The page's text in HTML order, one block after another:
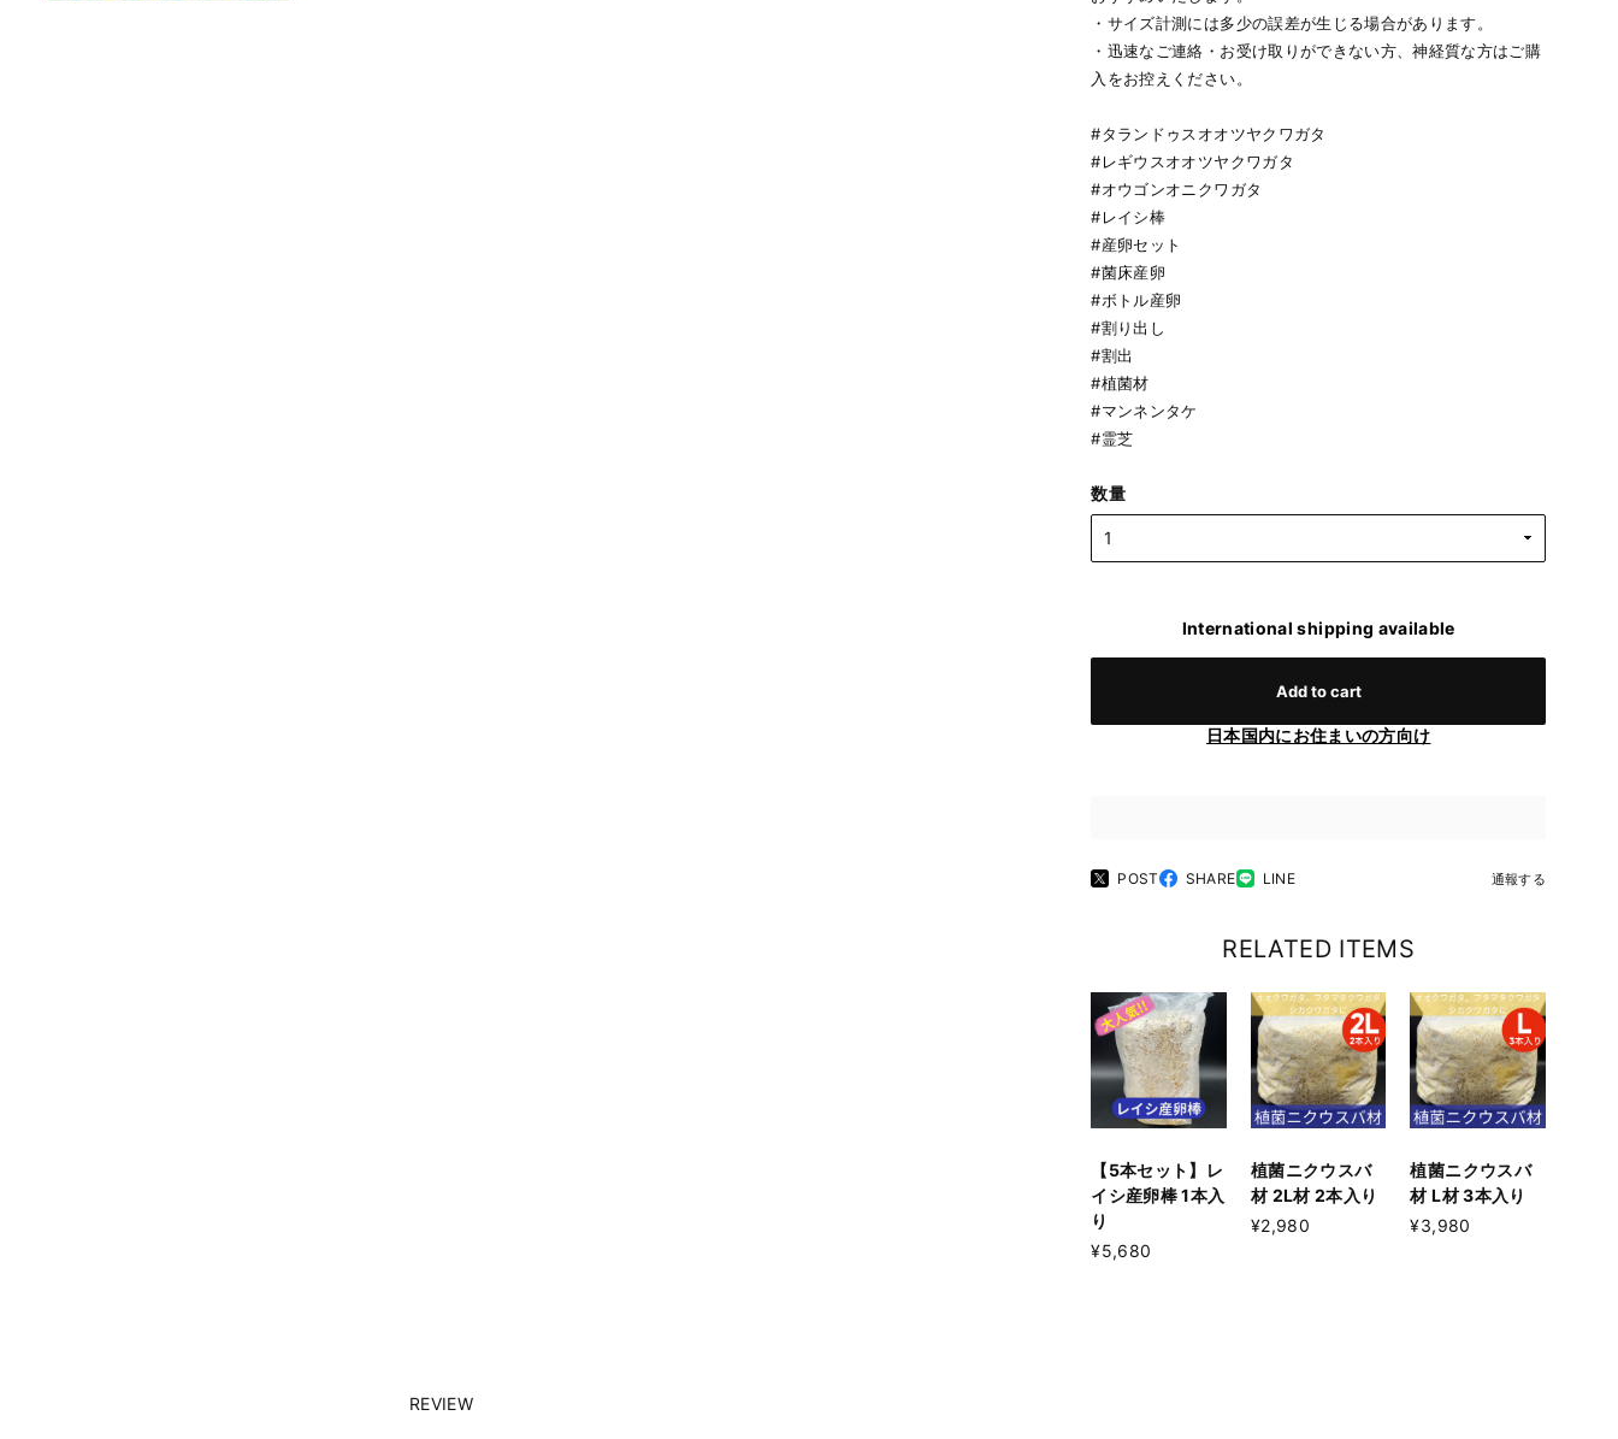
・サイズ計測には多少の誤差が生じる場合があります。
・迅速なご連絡・お受け取りができない方、神経質な方はご購
入をお控えください。
#タランドゥスオオツヤクワガタ
#レギウスオオツヤクワガタ
#オウゴンオニクワガタ
#レイシ棒
#産卵セット
#菌床産卵
#ボトル産卵
#割り出し
#割出
#植菌材
#マンネンタケ
#霊芝
数量
International shipping available
Add to cart
日本国内にお住まいの方向け
POST SHARE LINE 通報する
RELATED ITEMS
【5本セット】レ
イシ産卵棒 1本入
り
¥5,680
植菌ニクウスバ
材 2L材 2本入り
¥2,980
植菌ニクウスバ
材 L材 3本入り
¥3,980
REVIEW